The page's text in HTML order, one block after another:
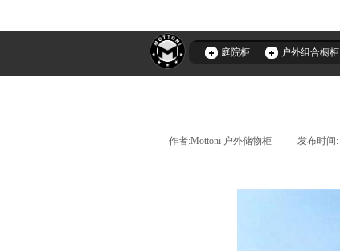
庭院柜 户外组合橱柜
作者:Mottoni 户外储物柜 发布时间: